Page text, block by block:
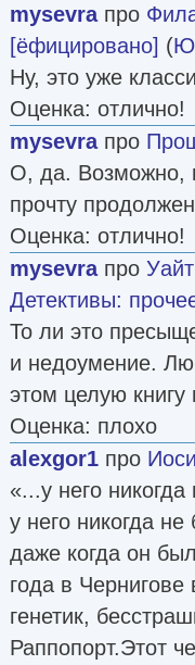
mysevraпро
[ёфицировано] (
Ну, это уже
Оценка: отлично!
mysevraпро
О, да. Возможно,
прочту
Оценка: отлично!
mysevraпро Уайт
Детективы:
То ли это
и недоумение.
этом целую
Оценка: плохо
alexgor1 про
«...у него
у него никогда
даже когда он
года в
генетик,
Раппопорт.Этот